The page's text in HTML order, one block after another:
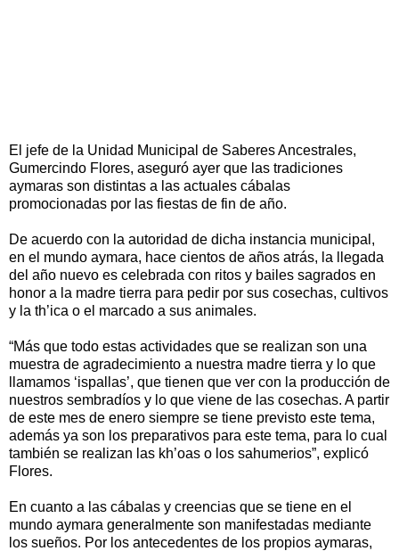
El jefe de la Unidad Municipal de Saberes Ancestrales,
Gumercindo Flores, aseguró ayer que las tradiciones
aymaras son distintas a las actuales cábalas
promocionadas por las fiestas de fin de año.
De acuerdo con la autoridad de dicha instancia municipal,
en el mundo aymara, hace cientos de años atrás, la llegada
del año nuevo es celebrada con ritos y bailes sagrados en
honor a la madre tierra para pedir por sus cosechas, cultivos
y la th’ica o el marcado a sus animales.
“Más que todo estas actividades que se realizan son una
muestra de agradecimiento a nuestra madre tierra y lo que
llamamos ‘ispallas’, que tienen que ver con la producción de
nuestros sembradíos y lo que viene de las cosechas. A partir
de este mes de enero siempre se tiene previsto este tema,
además ya son los preparativos para este tema, para lo cual
también se realizan las kh’oas o los sahumerios”, explicó
Flores.
En cuanto a las cábalas y creencias que se tiene en el
mundo aymara generalmente son manifestadas mediante
los sueños. Por los antecedentes de los propios aymaras,